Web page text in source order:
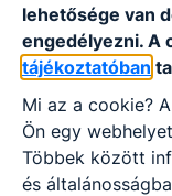
lehetősége van
engedélyezni. A
tájékoztatóban
Mi az a cookie?
Ön egy
Többek között
és